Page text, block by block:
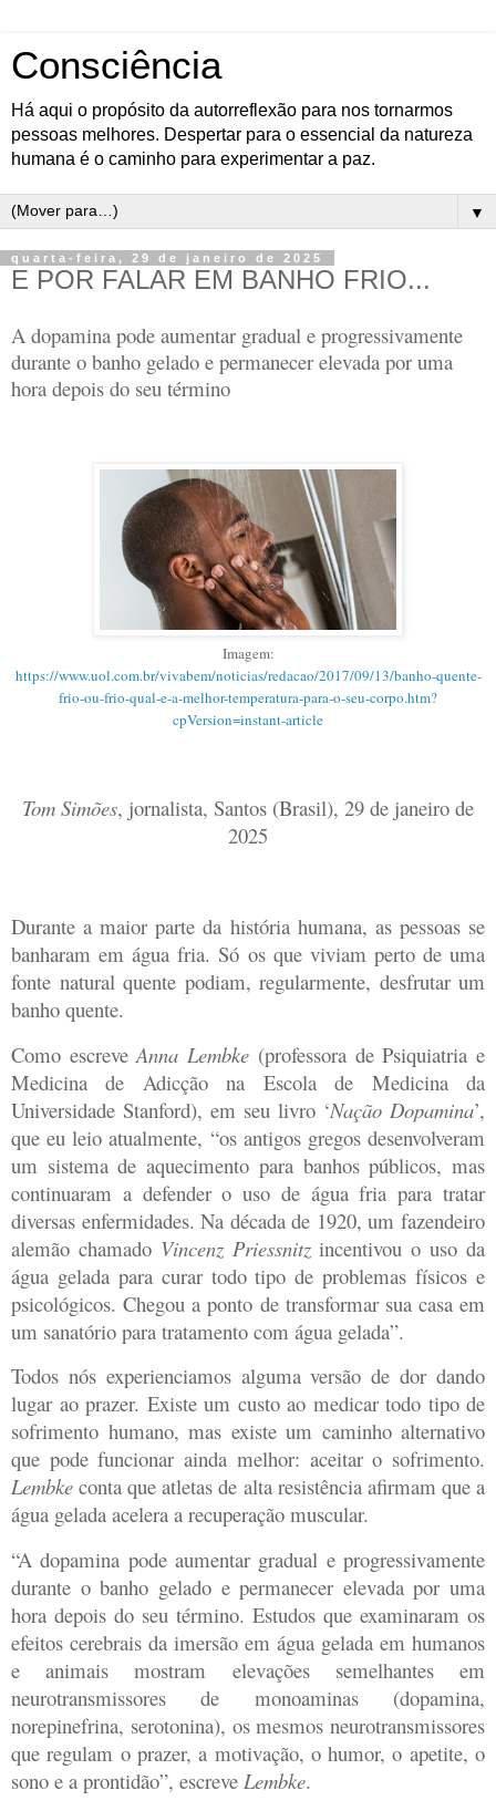
Consciência
Há aqui o propósito da autorreflexão para nos tornarmos
pessoas melhores. Despertar para o essencial da natureza
humana é o caminho para experimentar a paz.
▼
quarta-feira, 29 de janeiro de 2025
E POR FALAR EM BANHO FRIO...
A dopamina pode aumentar gradual e progressivamente
durante o banho gelado e permanecer elevada por uma
hora depois do seu término
Imagem:
https://www.uol.com.br/vivabem/noticias/redacao/2017/09/13/banho-quente-
frio-ou-frio-qual-e-a-melhor-temperatura-para-o-seu-corpo.htm?
cpVersion=instant-article
Tom Simões, jornalista, Santos (Brasil), 29 de janeiro de
2025
Durante a maior parte da história humana, as pessoas se
banharam em água fria. Só os que viviam perto de uma
fonte natural quente podiam, regularmente, desfrutar um
banho quente.
Como escreveAnna Lembke (professora de Psiquiatria e
Medicina de Adicção na Escola de Medicina da
Universidade Stanford), em seu livro ‘Nação Dopamina’,
que eu leio atualmente, “os antigos gregos desenvolveram
um sistema de aquecimento para banhos públicos, mas
continuaram a defender o uso de água fria para tratar
diversas enfermidades. Na década de 1920, um fazendeiro
alemão chamado Vincenz Priessnitzincentivou o uso da
água gelada para curar todo tipo de problemas físicos e
psicológicos. Chegou a ponto de transformar sua casa em
um sanatório para tratamento com água gelada”.
Todos nós experienciamos alguma versão de dor dando
lugar ao prazer. Existe um custo ao medicar todo tipo de
sofrimento humano, mas existe um caminho alternativo
que pode funcionar ainda melhor: aceitar o sofrimento.
Lembke conta que atletas de alta resistência afirmam que a
água gelada acelera a recuperação muscular.
“A dopamina pode aumentar gradual e progressivamente
durante o banho gelado e permanecer elevada por uma
hora depois do seu término. Estudos que examinaram os
efeitos cerebrais da imersão em água gelada em humanos
e animais mostram elevações semelhantes em
neurotransmissores de monoaminas (dopamina,
norepinefrina, serotonina), os mesmos neurotransmissores
que regulam o prazer, a motivação, o humor, o apetite, o
sono e a prontidão”, escreve Lembke.